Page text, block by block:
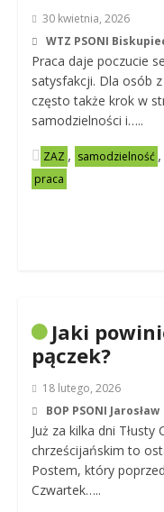
30 kwietnia, 2026
WTZ PSONI
Praca daje poczucie
satysfakcji. Dla osób
często także krok w
samodzielności i…..
ZAZ , samodzielność ,
praca
Jaki
pączek?
18 lutego, 2026
BOP PSONI Jarosław
Już za kilka dni Tłusty
chrześcijańskim to
Postem, który
Czwartek…..